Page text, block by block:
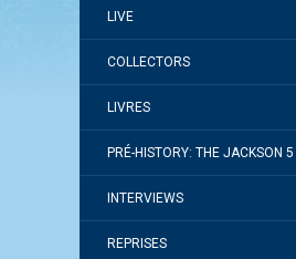
LIVE
COLLECTORS
LIVRES
PRÉ-HISTORY: THE JACKSON 5
INTERVIEWS
REPRISES